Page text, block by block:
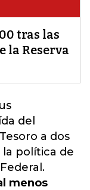
tras las
la Reserva
del
a dos
la política de
menos